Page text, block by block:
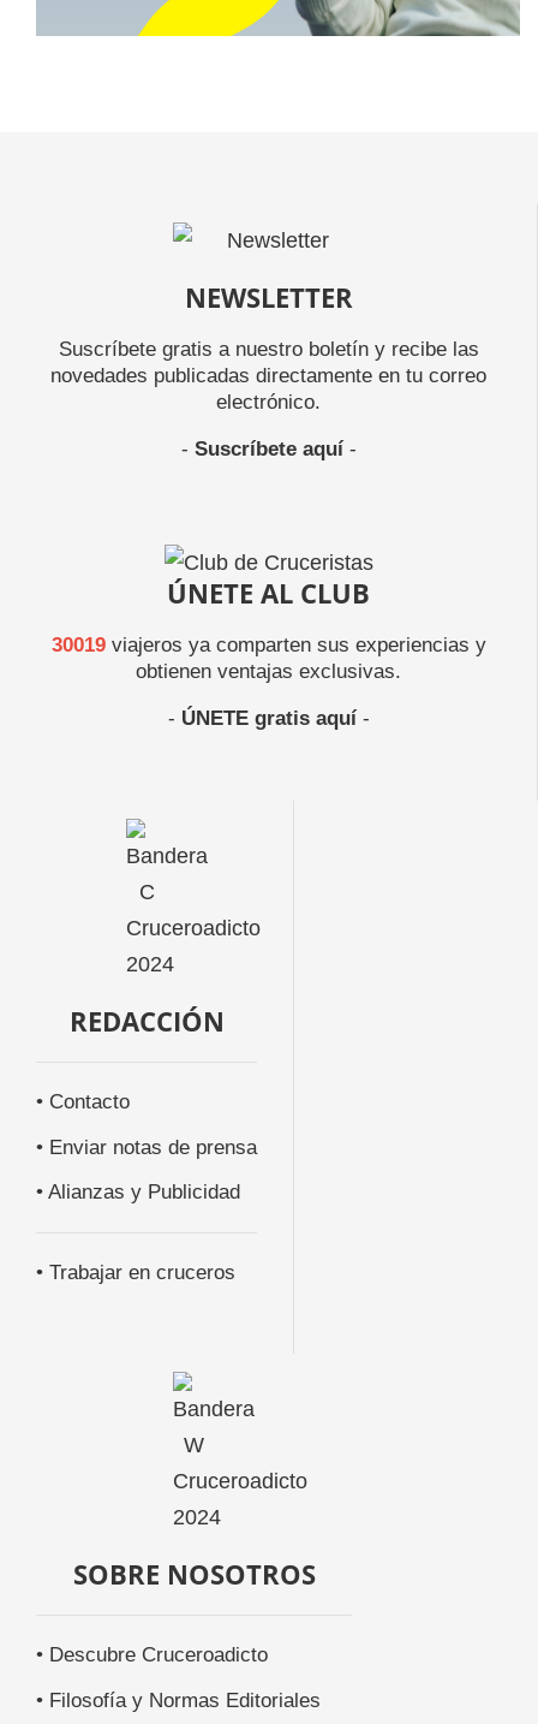
NEWSLETTER
Suscríbete gratis a nuestro boletín y recibe las
novedades publicadas directamente en tu correo
electrónico.
- Suscríbete aquí-
ÚNETE AL CLUB
30019viajeros ya comparten sus experiencias y
obtienen ventajas exclusivas.
- ÚNETE gratis aquí-
REDACCIÓN
• Contacto
• Enviar notas de prensa
• Alianzas y Publicidad
• Trabajar en cruceros
SOBRE NOSOTROS
• Descubre Cruceroadicto
• Filosofía y Normas Editoriales